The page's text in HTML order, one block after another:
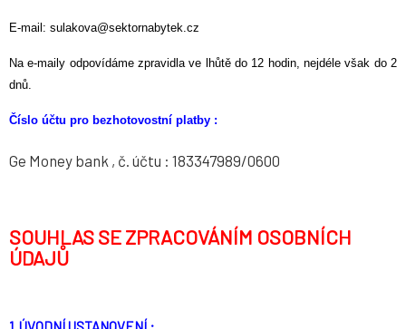
E-mail: sulakova@sektornabytek.cz
Na e-maily odpovídáme zpravidla ve lhůtě do 12 hodin, nejdéle však do 2
dnů.
Číslo účtu pro bezhotovostní platby :
Ge Money bank , č. účtu : 183347989/0600
SOUHLAS SE ZPRACOVÁNÍM OSOBNÍCH
ÚDAJŮ